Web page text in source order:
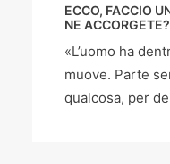
ECCO, FACCIO
NE ACCORGETE?
«L’uomo ha
muove. Parte
qualcosa, per